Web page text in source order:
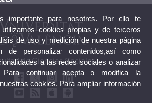
de Ciencias Sociales
importante para nosotros. Por ello te
utilizamos cookies propias y de terceros
de uso y medición de nuestra página
personalizar contenidos,así como
a las redes sociales o analizar
Para continuar acepta o modifica la
cookies. Para ampliar información